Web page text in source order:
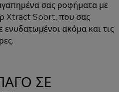
σας ροφήματα με
Xtract Sport, που σας
ενυδατωμένοι ακόμα και τις
ΣΕ